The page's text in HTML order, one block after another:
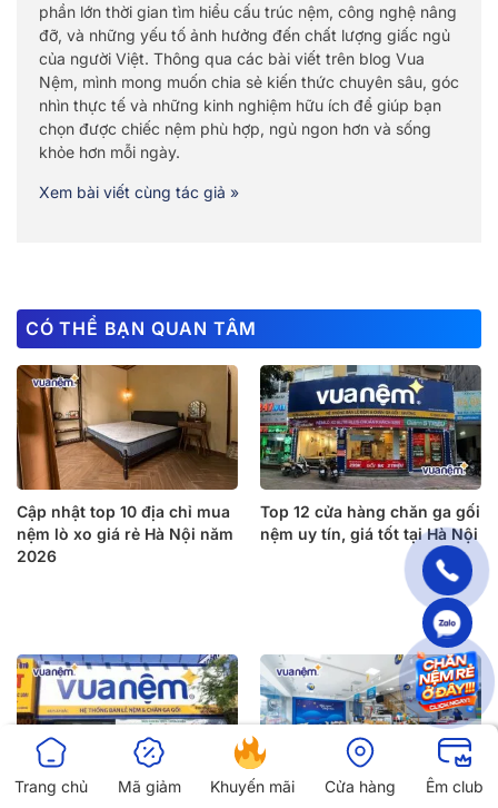
phần lớn thời gian tìm hiểu cấu trúc nệm, công nghệ nâng
đỡ, và những yếu tố ảnh hưởng đến chất lượng giấc ngủ
của người Việt. Thông qua các bài viết trên blog Vua
Nệm, mình mong muốn chia sẻ kiến thức chuyên sâu, góc
nhìn thực tế và những kinh nghiệm hữu ích để giúp bạn
chọn được chiếc nệm phù hợp, ngủ ngon hơn và sống
khỏe hơn mỗi ngày.
Xem bài viết cùng tác giả »
CÓ THỂ BẠN QUAN TÂM
Cập nhật top 10 địa chỉ mua
nệm lò xo giá rẻ Hà Nội năm
2026
Top 12 cửa hàng chăn ga gối
nệm uy tín, giá tốt tại Hà Nội
Top 8 cửa hàng bán chăn ga Top 9 cửa hàng bán chăn ga
Trang chủ Mã giảm Khuyến mãi Cửa hàng Êm club